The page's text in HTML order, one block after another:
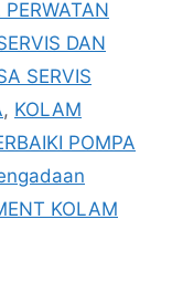
DAN
SERVIS
, KOLAM
POMPA
KOLAM